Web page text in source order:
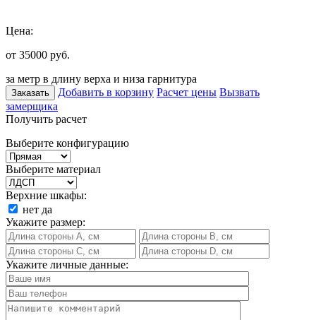
Цена:
от 35000 руб.
за метр в длину верха и низа гарнитура
Заказать Добавить в корзину Расчет цены Вызвать
замерщика
Получить расчет
Выберите конфигурацию
Выберите материал
Верхние шкафы:
нет да
Укажите размер:
Укажите личные данные: